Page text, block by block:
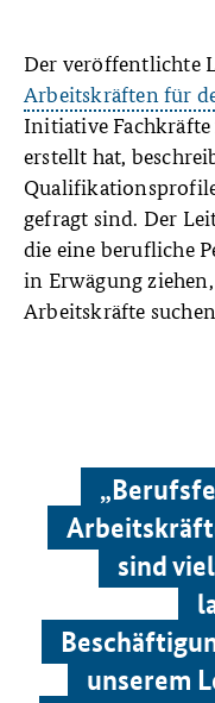
Der veröffentlichte
Arbeitskräften für
Initiative Fachkräfte
erstellt hat,
gefragt sind. Der
die eine berufliche
in Erwägung
Arbeitskräfte
sind
unserem